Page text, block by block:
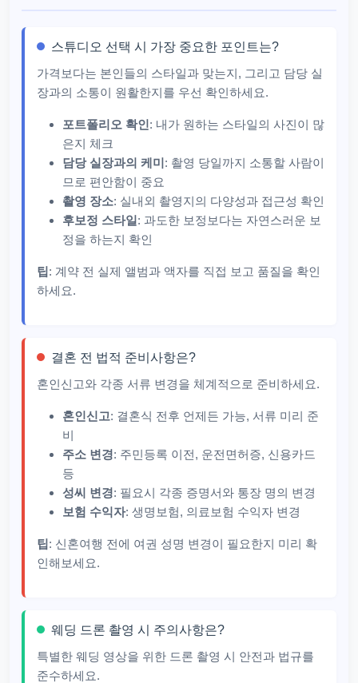
스튜디오 선택 시 가장 중요한 포인트는?
가격보다는 본인들의 스타일과 맞는지, 그리고 담당 실
장과의 소통이 원활한지를 우선 확인하세요.
포트폴리오 확인 : 내가 원하는 스타일의 사진이 많
은지 체크
담당 실장과의 케미: 촬영 당일까지 소통할 사람이
므로 편안함이 중요
촬영 장소: 실내외 촬영지의 다양성과 접근성 확인
후보정 스타일 : 과도한 보정보다는 자연스러운 보
정을 하는지 확인
팁 : 계약 전 실제 앨범과 액자를 직접 보고 품질을 확인
하세요.
결혼 전 법적 준비사항은?
혼인신고와 각종 서류 변경을 체계적으로 준비하세요.
혼인신고: 결혼식 전후 언제든 가능, 서류 미리 준
비
주소 변경: 주민등록 이전, 운전면허증, 신용카드
등
성씨 변경: 필요시 각종 증명서와 통장 명의 변경
보험 수익자: 생명보험, 의료보험 수익자 변경
팁 : 신혼여행 전에 여권 성명 변경이 필요한지 미리 확
인해보세요.
웨딩 드론 촬영 시 주의사항은?
특별한 웨딩 영상을 위한 드론 촬영 시 안전과 법규를
준수하세요.